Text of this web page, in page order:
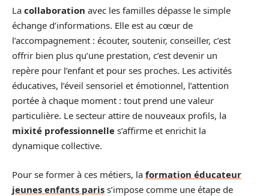
La collaboration avec les familles dépasse le simple
échange d’informations. Elle est au cœur de
l’accompagnement : écouter, soutenir, conseiller, c’est
offrir bien plus qu’une prestation, c’est devenir un
repère pour l’enfant et pour ses proches. Les activités
éducatives, l’éveil sensoriel et émotionnel, l’attention
portée à chaque moment : tout prend une valeur
particulière. Le secteur attire de nouveaux profils, la
mixité professionnelle s’affirme et enrichit la
dynamique collective.
Pour se former à ces métiers, la formation éducateur
jeunes enfants paris s’impose comme une étape de